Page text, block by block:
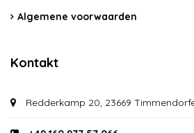
Algemene voorwaarden
Kontakt
Redderkamp 20, 23669